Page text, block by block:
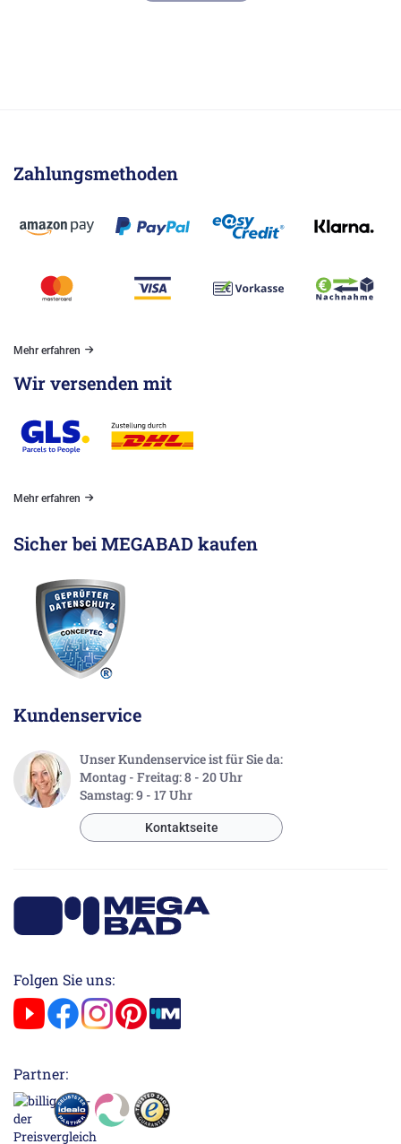
Zahlungsmethoden
Mehr erfahren
Wir versenden mit
Mehr erfahren
Sicher bei MEGABAD kaufen
Kundenservice
Unser Kundenservice ist für Sie da:
Montag - Freitag: 8 - 20 Uhr
Samstag: 9 - 17 Uhr
Kontaktseite
Folgen Sie uns:
Partner: